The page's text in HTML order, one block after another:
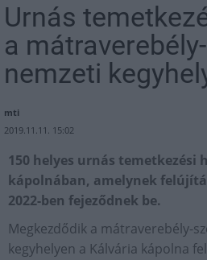
Urnás
a
nemzeti
mti
2019.11.11. 15:02
150 helyes urnás temetkezési
kápolnában, amelynek
2022-ben fejeződnek be.
Megkezdődik a mátraverebély-
kegyhelyen a Kálvária kápolna